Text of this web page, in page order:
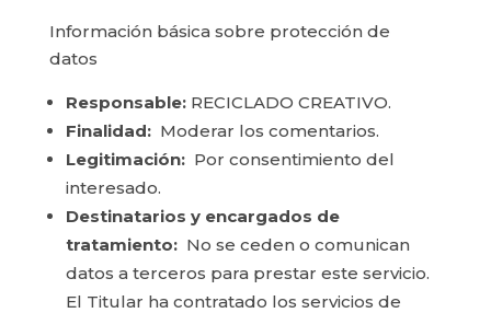
Información básica sobre protección de
datos
Responsable:RECICLADO CREATIVO.
Finalidad:Moderar los comentarios.
Legitimación:Por consentimiento del
interesado.
Destinatarios y encargados de
tratamiento:No se ceden o comunican
datos a terceros para prestar este servicio.
El Titular ha contratado los servicios de